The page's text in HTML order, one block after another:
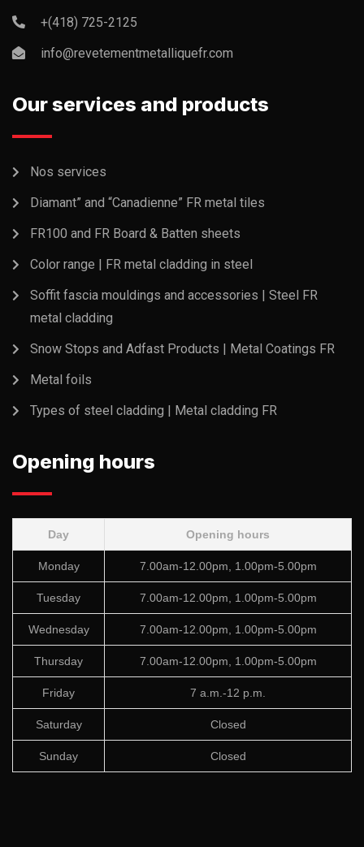
+(418) 725-2125
info@revetementmetalliquefr.com
Our services and products
Nos services
Diamant” and “Canadienne” FR metal tiles
FR100 and FR Board & Batten sheets
Color range | FR metal cladding in steel
Soffit fascia mouldings and accessories | Steel FR
metal cladding
Snow Stops and Adfast Products | Metal Coatings FR
Metal foils
Types of steel cladding | Metal cladding FR
Opening hours
Day Opening hours
Monday 7.00am-12.00pm, 1.00pm-5.00pm
Tuesday 7.00am-12.00pm, 1.00pm-5.00pm
Wednesday 7.00am-12.00pm, 1.00pm-5.00pm
Thursday 7.00am-12.00pm, 1.00pm-5.00pm
Friday 7 a.m.-12 p.m.
Saturday Closed
Sunday Closed